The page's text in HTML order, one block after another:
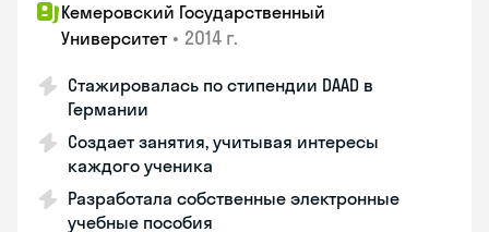
Кемеровский Государственный
Университет • 2014 г.
Стажировалась по стипендии DAAD в
Германии
Создает занятия, учитывая интересы
каждого ученика
Разработала собственные электронные
учебные пособия